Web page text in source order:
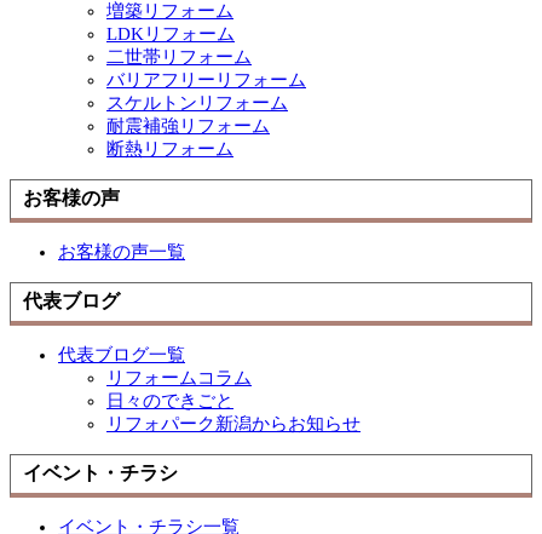
増築リフォーム
LDKリフォーム
二世帯リフォーム
バリアフリーリフォーム
スケルトンリフォーム
耐震補強リフォーム
断熱リフォーム
お客様の声
お客様の声一覧
代表ブログ
代表ブログ一覧
リフォームコラム
日々のできごと
リフォパーク新潟からお知らせ
イベント・チラシ
イベント・チラシ一覧